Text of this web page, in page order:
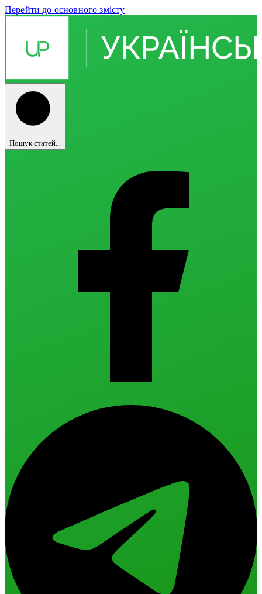
Перейти до основного змісту
Пошук статей...